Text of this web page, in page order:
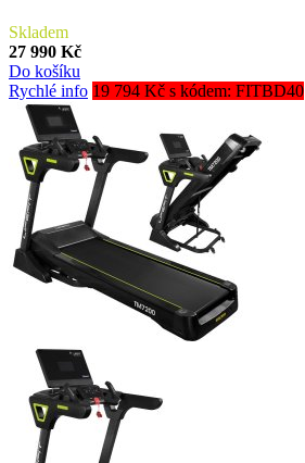
Skladem
27 990 Kč
Do košíku
Rychlé info 19 794 Kč s kódem: FITBD40